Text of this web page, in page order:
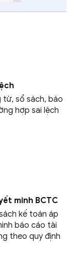
từ, sổ sách, báo
hợp sai lệch
minh BCTC
kế toán áp
báo cáo tài
theo quy định